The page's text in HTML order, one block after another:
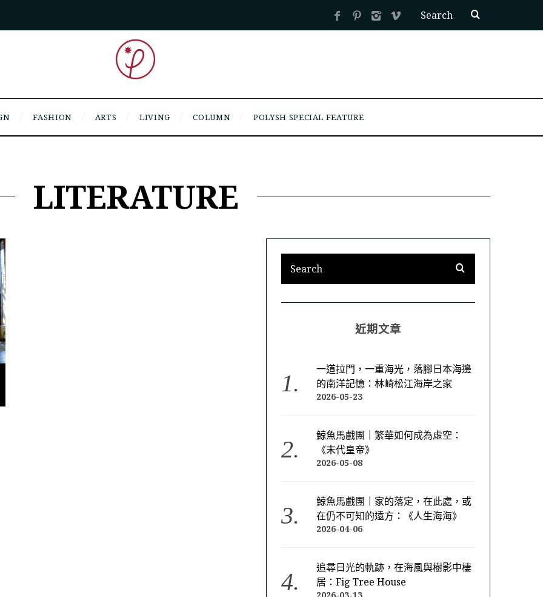
FASHION ARTS LIVING COLUMN POLYSH SPECIAL FEATURE
LITERATURE
近期文章
一道拉門，一重海光，落腳日本海邊
的南洋記憶：林崎松江海岸之家
2026-05-23
鯨魚馬戲團｜繁華如何成為虛空：
《末代皇帝》
2026-05-08
鯨魚馬戲團｜家的落定，在此處，或
在仍不可知的遠方：《人生海海》
2026-04-06
追尋日光的軌跡，在海風與樹影中棲
居：Fig Tree House